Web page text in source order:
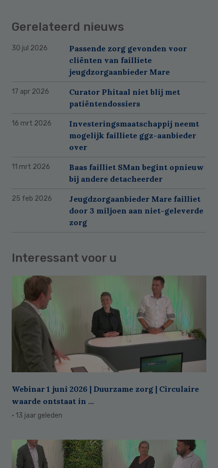
Gerelateerd nieuws
30 jul 2026
Passende zorg gevonden voor
cliënten van failliete
jeugdzorgaanbieder Mare
17 apr 2026
Curator Phitaal niet blij met
patiëntendossiers
16 mrt 2026
Investeringsmaatschappij neemt
mogelijk failliete ggz-aanbieder
over
11 mrt 2026
Baas failliet SMan begint opnieuw
bij andere detacheerder
25 feb 2026
Jeugdzorgaanbieder Mare failliet
door 3 miljoen aan niet-geleverde
zorg
Interessant voor u
Webinar 1 juni 2026 | Duurzame zorg | Circulaire
waarde ontstaat in ...
· 13 jaar geleden